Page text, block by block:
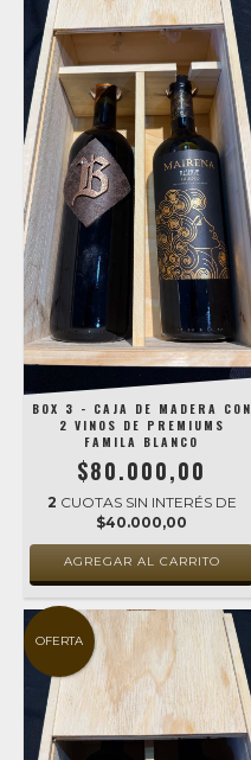
BOX 3 - CAJA DE MADERA CON
2 VINOS DE PREMIUMS
FAMILA BLANCO
$80.000,00
2 CUOTAS SIN INTERÉS DE
$40.000,00
OFERTA